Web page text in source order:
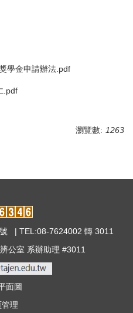
學金申請辦法.pdf
.pdf
瀏覽數: 1263
| TEL:08-7624002 轉 3011
公室 系辦助理 #3011
面圖
理